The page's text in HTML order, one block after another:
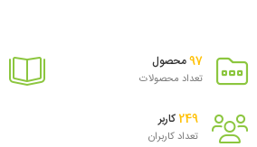
97محصول
تعداد محصولات
249 کاربر
تعداد کاربران